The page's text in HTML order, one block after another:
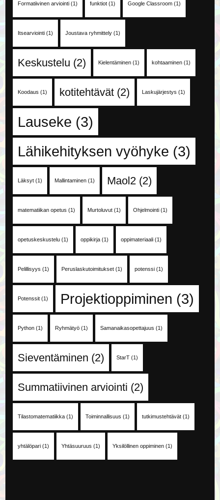
Formatiivinen arviointi (1) funktiot (1) Google Classroom (1)
Itsearviointi (1) Joustava ryhmittely (1)
Keskustelu (2) Kielentäminen (1) kohtaaminen (1)
Koodaus (1) kotitehtävät (2) Laskujärjestys (1)
Lauseke (3)
Lähikehityksen vyöhyke (3)
Läksyt (1) Mallintaminen (1) Maol2 (2)
matematiikan opetus (1) Murtoluvut (1) Ohjelmointi (1)
opetuskeskustelu (1) oppikirja (1) oppimateriaali (1)
Pelillisyys (1) Peruslaskutoimitukset (1) potenssi (1)
Potenssit (1) Projektioppiminen (3)
Python (1) Ryhmätyö (1) Samanaikasopettajuus (1)
Sieventäminen (2) StarT (1)
Summatiivinen arviointi (2)
Tilastomatematiikka (1) Toiminnallisuus (1) tutkimustehtävät (1)
yhtälöpari (1) Yhtäsuuruus (1) Yksilöllinen oppiminen (1)